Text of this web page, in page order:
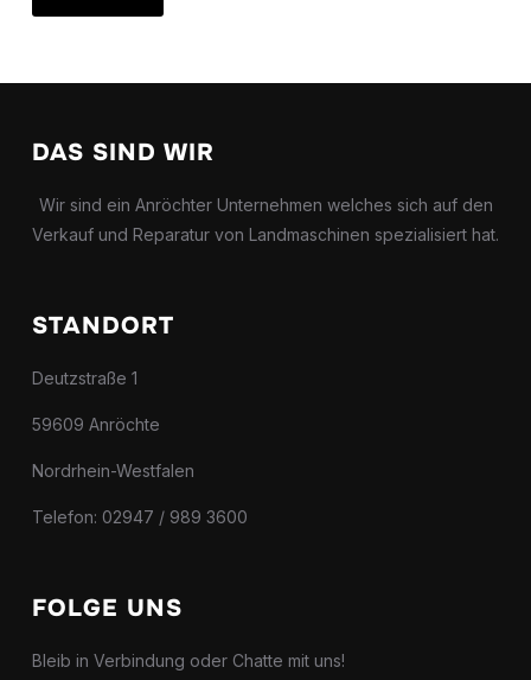
DAS SIND WIR
Wir sind ein Anröchter Unternehmen welches sich auf den
Verkauf und Reparatur von Landmaschinen spezialisiert hat.
STANDORT
Deutzstraße 1
59609 Anröchte
Nordrhein-Westfalen
Telefon: 02947 / 989 3600
FOLGE UNS
Bleib in Verbindung oder Chatte mit uns!